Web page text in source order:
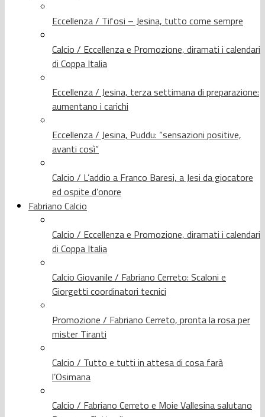
Eccellenza / Tifosi – Jesina, tutto come sempre
Calcio / Eccellenza e Promozione, diramati i calendari
di Coppa Italia
Eccellenza / Jesina, terza settimana di preparazione:
aumentano i carichi
Eccellenza / Jesina, Puddu: “sensazioni positive,
avanti così”
Calcio / L’addio a Franco Baresi, a Jesi da giocatore
ed ospite d’onore
Fabriano Calcio
Calcio / Eccellenza e Promozione, diramati i calendari
di Coppa Italia
Calcio Giovanile / Fabriano Cerreto: Scaloni e
Giorgetti coordinatori tecnici
Promozione / Fabriano Cerreto, pronta la rosa per
mister Tiranti
Calcio / Tutto e tutti in attesa di cosa farà
l’Osimana
Calcio / Fabriano Cerreto e Moie Vallesina salutano